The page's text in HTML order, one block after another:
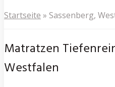
Startseite » Sassenberg,
Matratzen
Westfalen